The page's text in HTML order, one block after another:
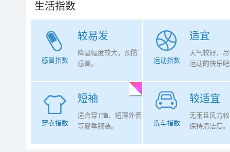
生活指数
较易发
感冒指数
降温幅度较大，预防
感冒。
适宜
运动指数
天气较好，
运动的快乐
短袖
穿衣指数
适合穿T恤、短薄外套
等夏季服装。
较适宜
洗车指数
无雨且风力
保持清洁度。